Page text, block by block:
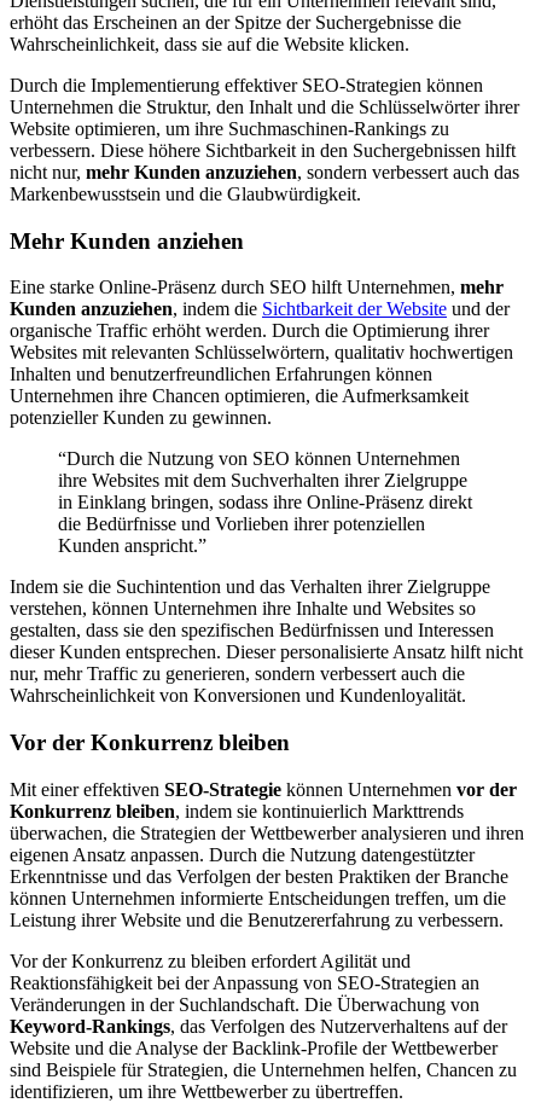
erhöht das Erscheinen an der Spitze der Suchergebnisse die
Wahrscheinlichkeit, dass sie auf die Website klicken.
Durch die Implementierung effektiver SEO-Strategien können
Unternehmen die Struktur, den Inhalt und die Schlüsselwörter ihrer
Website optimieren, um ihre Suchmaschinen-Rankings zu
verbessern. Diese höhere Sichtbarkeit in den Suchergebnissen hilft
nicht nur, mehr Kunden anzuziehen, sondern verbessert auch das
Markenbewusstsein und die Glaubwürdigkeit.
Mehr Kunden anziehen
Eine starke Online-Präsenz durch SEO hilft Unternehmen, mehr
Kunden anzuziehen, indem die Sichtbarkeit der Website und der
organische Traffic erhöht werden. Durch die Optimierung ihrer
Websites mit relevanten Schlüsselwörtern, qualitativ hochwertigen
Inhalten und benutzerfreundlichen Erfahrungen können
Unternehmen ihre Chancen optimieren, die Aufmerksamkeit
potenzieller Kunden zu gewinnen.
“Durch die Nutzung von SEO können Unternehmen
ihre Websites mit dem Suchverhalten ihrer Zielgruppe
in Einklang bringen, sodass ihre Online-Präsenz direkt
die Bedürfnisse und Vorlieben ihrer potenziellen
Kunden anspricht.”
Indem sie die Suchintention und das Verhalten ihrer Zielgruppe
verstehen, können Unternehmen ihre Inhalte und Websites so
gestalten, dass sie den spezifischen Bedürfnissen und Interessen
dieser Kunden entsprechen. Dieser personalisierte Ansatz hilft nicht
nur, mehr Traffic zu generieren, sondern verbessert auch die
Wahrscheinlichkeit von Konversionen und Kundenloyalität.
Vor der Konkurrenz bleiben
Mit einer effektiven SEO-Strategie können Unternehmen vor der
Konkurrenz bleiben, indem sie kontinuierlich Markttrends
überwachen, die Strategien der Wettbewerber analysieren und ihren
eigenen Ansatz anpassen. Durch die Nutzung datengestützter
Erkenntnisse und das Verfolgen der besten Praktiken der Branche
können Unternehmen informierte Entscheidungen treffen, um die
Leistung ihrer Website und die Benutzererfahrung zu verbessern.
Vor der Konkurrenz zu bleiben erfordert Agilität und
Reaktionsfähigkeit bei der Anpassung von SEO-Strategien an
Veränderungen in der Suchlandschaft. Die Überwachung von
Keyword-Rankings, das Verfolgen des Nutzerverhaltens auf der
Website und die Analyse der Backlink-Profile der Wettbewerber
sind Beispiele für Strategien, die Unternehmen helfen, Chancen zu
identifizieren, um ihre Wettbewerber zu übertreffen.